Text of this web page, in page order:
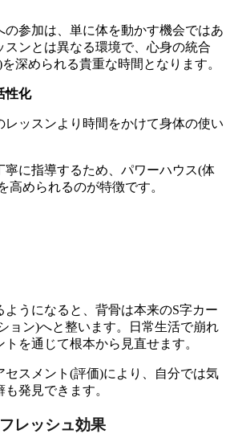
の参加は、単に体を動かす機会ではあ
スンとは異なる環境で、心身の統合
を深められる貴重な時間となります。
性化
レッスンより時間をかけて身体の使い
寧に指導するため、パワーハウス(体
高められるのが特徴です。
ようになると、背骨は本来のS字カー
ョン)へと整います。日常生活で崩れ
を通じて根本から見直せます。
セスメント(評価)により、自分では気
発見できます。
レッシュ効果